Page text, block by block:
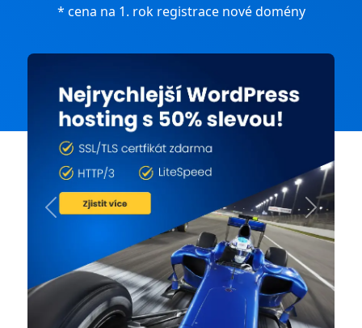
* cena na 1. rok registrace nové domény
Previous Next